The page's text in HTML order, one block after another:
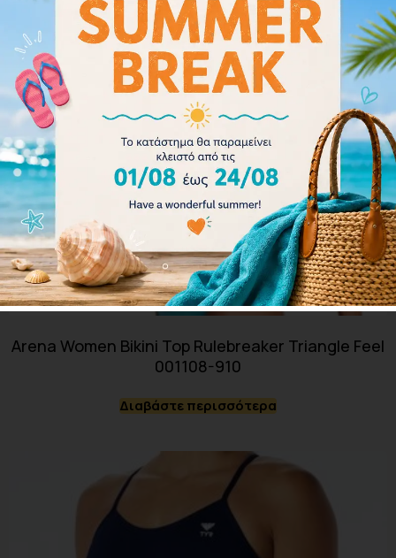
Arena Women Bikini Top Rulebreaker Triangle Feel
001108-910
Διαβάστε περισσότερα